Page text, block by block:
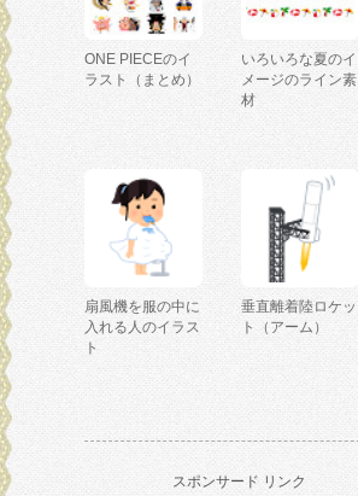
ONE PIECEのイ
ラスト（まとめ）
いろいろな夏のイ
メージのライン素
材
扇風機を服の中に
入れる人のイラス
ト
垂直離着陸ロケッ
ト（アーム）
スポンサード リンク